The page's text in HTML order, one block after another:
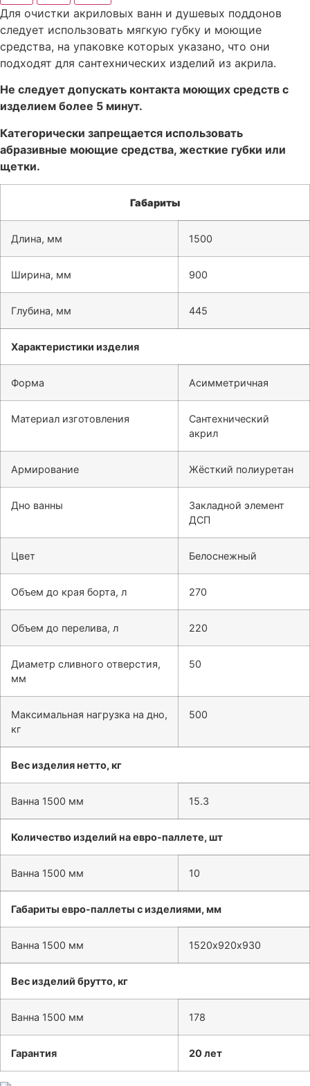
Для очистки акриловых ванн и душевых поддонов
следует использовать мягкую губку и моющие
средства, на упаковке которых указано, что они
подходят для сантехнических изделий из акрила.
Не следует допускать контакта моющих средств с
изделием более 5 минут.
Категорически запрещается использовать
абразивные моющие средства, жесткие губки или
щетки.
Габариты
Длина, мм 1500
Ширина, мм 900
Глубина, мм 445
Характеристики изделия
Форма Асимметричная
Материал изготовления
Сантехнический
акрил
Армирование Жёсткий полиуретан
Дно ванны
Закладной элемент
ДСП
Цвет Белоснежный
Объем до края борта, л 270
Объем до перелива, л 220
Диаметр сливного отверстия,
мм
50
Максимальная нагрузка на дно,
кг
500
Вес изделия нетто, кг
Ванна 1500 мм 15.3
Количество изделий на евро-паллете, шт
Ванна 1500 мм 10
Габариты евро-паллеты с изделиями, мм
Ванна 1500 мм 1520х920х930
Вес изделий брутто, кг
Ванна 1500 мм 178
Гарантия 20 лет